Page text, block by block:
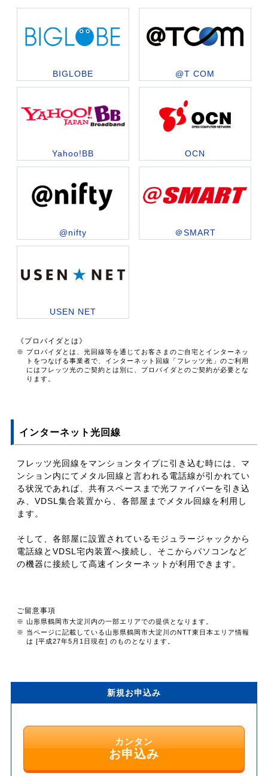
BIGLOBE @T COM
Yahoo!BB OCN
@nifty ＠SMART
USEN NET
《プロバイダとは》
※ プロバイダとは、光回線等を通じてお客さまのご自宅とインターネッ
トをつなげる事業者で、インターネット回線「フレッツ光」のご利用
にはフレッツ光のご契約とは別に、プロバイダとのご契約が必要とな
ります。
インターネット光回線
フレッツ光回線をマンションタイプに引き込む時には、マ
ンション内にてメタル回線と言われる電話線が引かれてい
る状況であれば、共有スペースまで光ファイバーを引き込
み、VDSL集合装置から、各部屋までメタル回線を利用し
ます。
そして、各部屋に設置されているモジュラージャックから
電話線とVDSL宅内装置へ接続し、そこからパソコンなど
の機器に接続して高速インターネットが利用できます。
ご留意事項
※ 山形県鶴岡市大淀川内の一部エリアでの提供となります。
※ 当ページに記載している山形県鶴岡市大淀川のNTT東日本エリア情報
は [平成27年5月1日現在] のものとなります。
新規お申込み
カンタン
お申込み